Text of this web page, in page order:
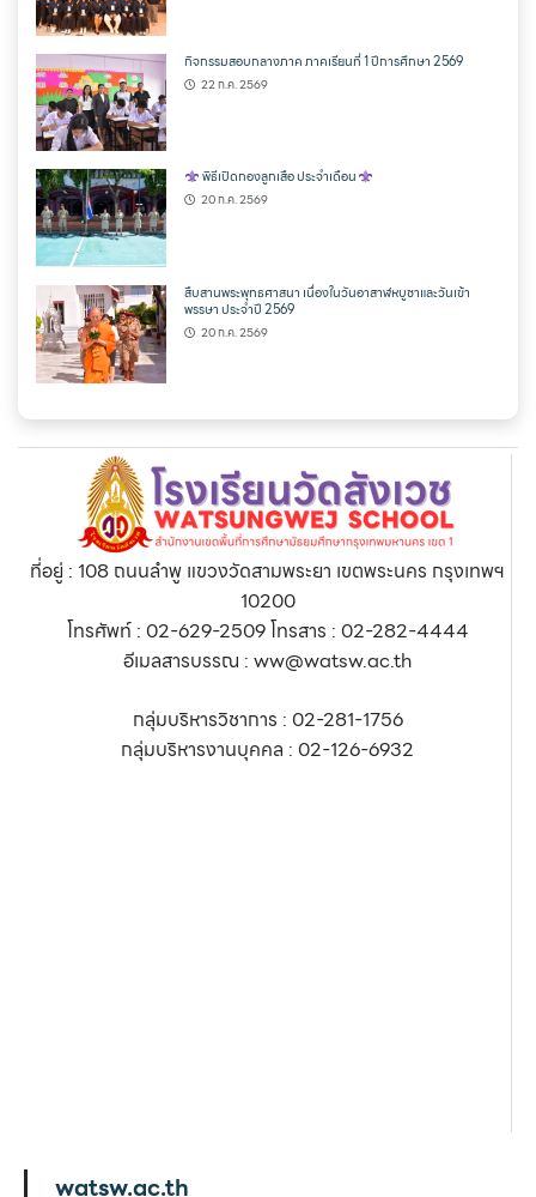
กิจกรรมสอบกลางภาค ภาคเรียนที่ 1 ปีการศึกษา 2569
22 ก.ค. 2569
พิธีเปิดกองลูกเสือ ประจำเดือน
20 ก.ค. 2569
สืบสานพระพุทธศาสนา เนื่องในวันอาสาฬหบูชาและวันเข้า
พรรษา ประจำปี 2569
20 ก.ค. 2569
ที่อยู่ : 108 ถนนลำพู แขวงวัดสามพระยา เขตพระนคร กรุงเทพฯ
10200
โทรศัพท์ : 02-629-2509 โทรสาร : 02-282-4444
อีเมลสารบรรณ : ww@watsw.ac.th
กลุ่มบริหารวิชาการ : 02-281-1756
กลุ่มบริหารงานบุคคล : 02-126-6932
watsw.ac.th